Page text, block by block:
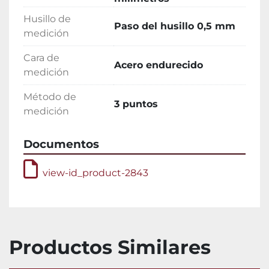
Husillo de
medición
Paso del husillo 0,5 mm
Cara de
medición
Acero endurecido
Método de
medición
3 puntos
Documentos
view-id_product-2843
Productos Similares